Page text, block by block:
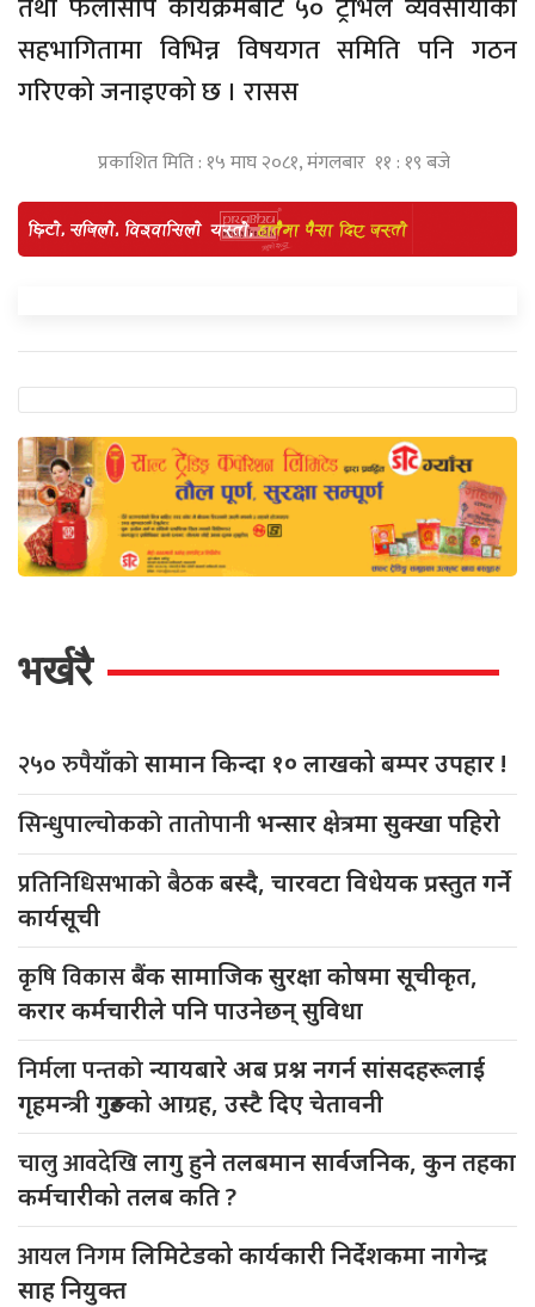
सहभागितामा विभिन्न विषयगत समिति पनि गठन
गरिएको जनाइएको छ । रासस
प्रकाशित मिति : १५ माघ २०८१, मंगलबार ११ : १९ बजे
भर्खरै
२५० रुपैयाँकोसामान किन्दा १० लाखको बम्पर उपहार !
सिन्धुपाल्चोकको तातोपानीभन्सार क्षेत्रमा सुक्खा पहिरो
प्रतिनिधिसभाको बैठकबस्दै, चारवटा विधेयक प्रस्तुत गर्ने
कार्यसूची
कृषि विकासबैंक सामाजिक सुरक्षा कोषमा सूचीकृत,
करार कर्मचारीले पनि पाउनेछन् सुविधा
निर्मला पन्तकोन्यायबारे अब प्रश्न नगर्न सांसदहरूलाई
गृहमन्त्री गुरुङको आग्रह, उस्टै दिए चेतावनी
चालु आवदेखिलागु हुने तलबमान सार्वजनिक, कुन तहका
कर्मचारीको तलब कति ?
आयल निगमलिमिटेडको कार्यकारी निर्देशकमा नागेन्द्र
साह नियुक्त